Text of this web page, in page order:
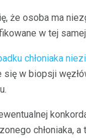
że osoba ma
w tej
chłoniaka
się w biopsji
chłoniaka,